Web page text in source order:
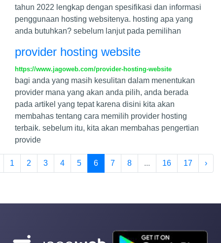
tahun 2022 lengkap dengan spesifikasi dan informasi
penggunaan hosting websitenya. hosting apa yang
anda butuhkan? sebelum lanjut pada pemilihan
provider hosting website
https://www.jagoweb.com/provider-hosting-website
bagi anda yang masih kesulitan dalam menentukan
provider mana yang akan anda pilih, anda berada
pada artikel yang tepat karena disini kita akan
membahas tentang cara memilih provider hosting
terbaik. sebelum itu, kita akan membahas pengertian
provide
1 2 3 4 5 6 7 8 ... 16 17 ›